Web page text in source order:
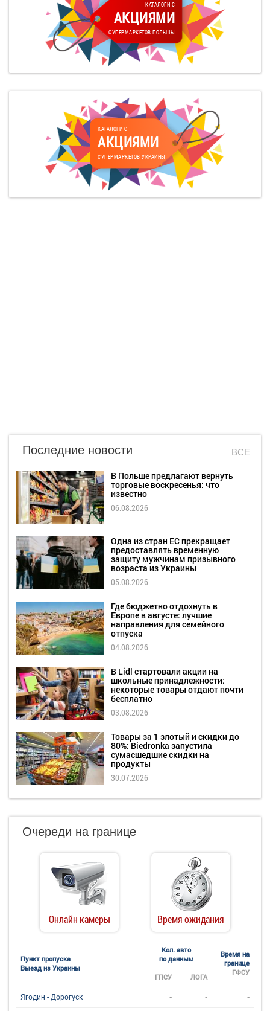
КАТАЛОГИ С
АКЦИЯМИ
СУПЕРМАРКЕТОВ ПОЛЬШЫ
КАТАЛОГИ С
АКЦИЯМИ
СУПЕРМАРКЕТОВ УКРАИНЫ
Последние новости ВСЕ
В Польше предлагают вернуть
торговые воскресенья: что
известно
06.08.2026
Одна из стран ЕС прекращает
предоставлять временную
защиту мужчинам призывного
возраста из Украины
05.08.2026
Где бюджетно отдохнуть в
Европе в августе: лучшие
направления для семейного
отпуска
04.08.2026
В Lidl стартовали акции на
школьные принадлежности:
некоторые товары отдают почти
бесплатно
03.08.2026
Товары за 1 злотый и скидки до
80%: Biedronka запустила
сумасшедшие скидки на
продукты
30.07.2026
Очереди на границе
Онлайн камеры Время ожидания
Пункт пропуска
Выезд из Украины
Кол. авто
по данным
Время на
границе
ГФСУ
ГПСУ ЛОГА
Ягодин - Дорогуск - - -